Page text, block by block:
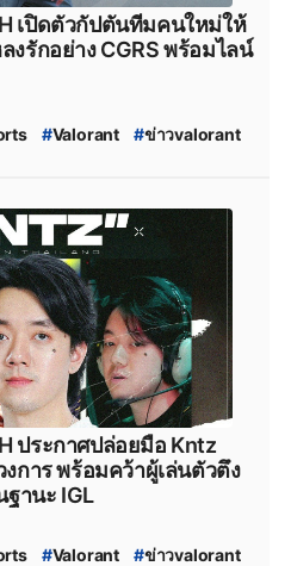
#ptc_valorant
#mith_valorant
xerxia_valorant #Xerxia
เปิดตัวกัปตันทีมคนใหม่ให้
รักอย่าง CGRS พร้อมไลน์
#Valorant #ข่าวvalorant
#soop #SOOP
#MiTH_Kntz
#Team_NKT_Laz
ทย #Riot #เกมriotgames
#mith.valorant
#fps #fpsthailand
NKT #team_nkt_valorant
# CGRS #
ประกาศปล่อยมือ Kntz
การ พร้อมคว้าผู้เล่นตัวตึง
ฐานะ IGL
#Valorant #ข่าวvalorant